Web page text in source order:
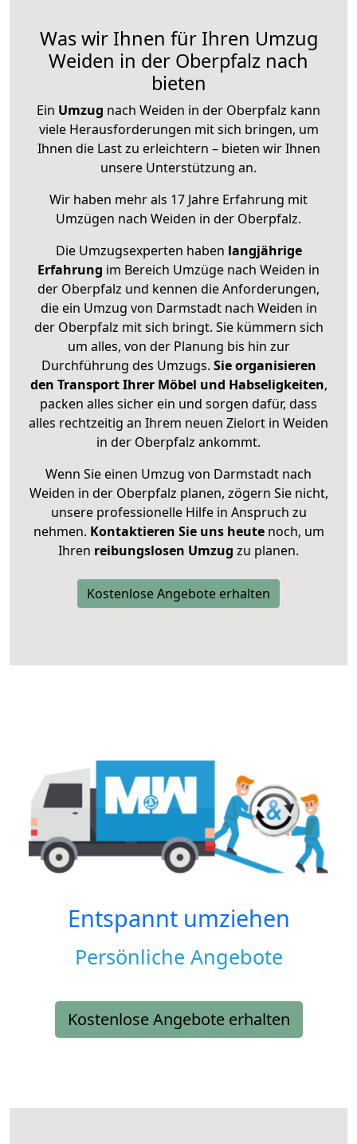
Was wir Ihnen für Ihren Umzug
Weiden in der Oberpfalz nach
bieten
Ein Umzug nach Weiden in der Oberpfalz kann
viele Herausforderungen mit sich bringen, um
Ihnen die Last zu erleichtern – bieten wir Ihnen
unsere Unterstützung an.
Wir haben mehr als 17 Jahre Erfahrung mit
Umzügen nach Weiden in der Oberpfalz.
Die Umzugsexperten haben langjährige
Erfahrung im Bereich Umzüge nach Weiden in
der Oberpfalz und kennen die Anforderungen,
die ein Umzug von Darmstadt nach Weiden in
der Oberpfalz mit sich bringt. Sie kümmern sich
um alles, von der Planung bis hin zur
Durchführung des Umzugs. Sie organisieren
den Transport Ihrer Möbel und Habseligkeiten,
packen alles sicher ein und sorgen dafür, dass
alles rechtzeitig an Ihrem neuen Zielort in Weiden
in der Oberpfalz ankommt.
Wenn Sie einen Umzug von Darmstadt nach
Weiden in der Oberpfalz planen, zögern Sie nicht,
unsere professionelle Hilfe in Anspruch zu
nehmen. Kontaktieren Sie uns heutenoch, um
Ihren reibungslosen Umzug zu planen.
Kostenlose Angebote erhalten
Entspannt umziehen
Persönliche Angebote
Kostenlose Angebote erhalten